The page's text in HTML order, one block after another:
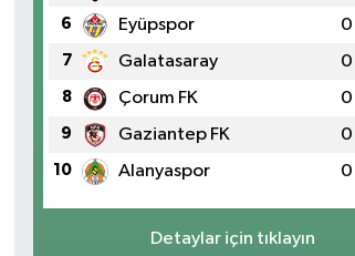
6 Eyüpspor 0
7 Galatasaray 0
8 Çorum FK 0
9 Gaziantep FK 0
10 Alanyaspor 0
Detaylar için tıklayın